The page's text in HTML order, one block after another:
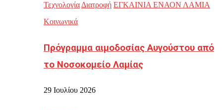
Τεχνολογία Διατροφή ΕΓΚΑΙΝΙΑ ΕΝΑΟΝ ΛΑΜΙΑ
Κοινωνικά
Πρόγραμμα αιμοδοσίας Αυγούστου από
το Νοσοκομείο Λαμίας
29 Ιουλίου 2026